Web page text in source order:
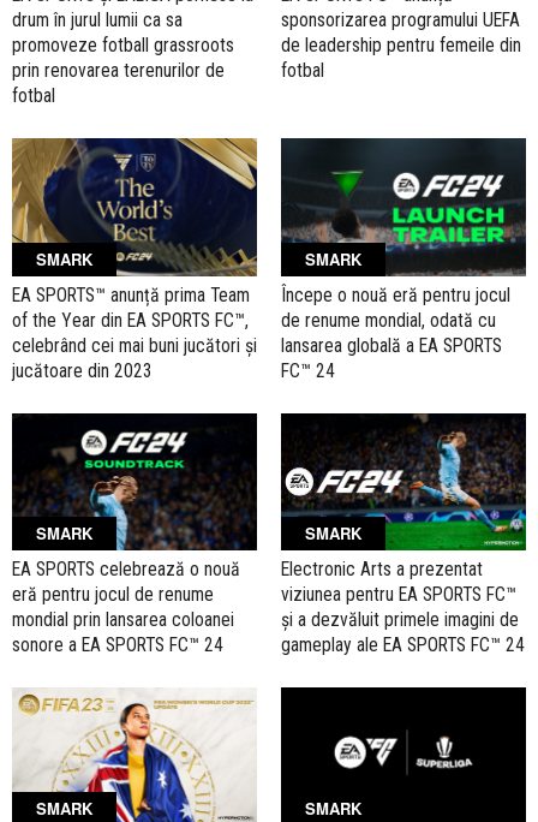
drum în jurul lumii ca sa
promoveze fotball grassroots
prin renovarea terenurilor de
fotbal
sponsorizarea programului UEFA
de leadership pentru femeile din
fotbal
SMARK
EA SPORTS™ anunță prima Team
of the Year din EA SPORTS FC™,
celebrând cei mai buni jucători și
jucătoare din 2023
SMARK
Începe o nouă eră pentru jocul
de renume mondial, odată cu
lansarea globală a EA SPORTS
FC™ 24
SMARK
EA SPORTS celebrează o nouă
eră pentru jocul de renume
mondial prin lansarea coloanei
sonore a EA SPORTS FC™ 24
SMARK
Electronic Arts a prezentat
viziunea pentru EA SPORTS FC™
și a dezvăluit primele imagini de
gameplay ale EA SPORTS FC™ 24
SMARK
SMARK